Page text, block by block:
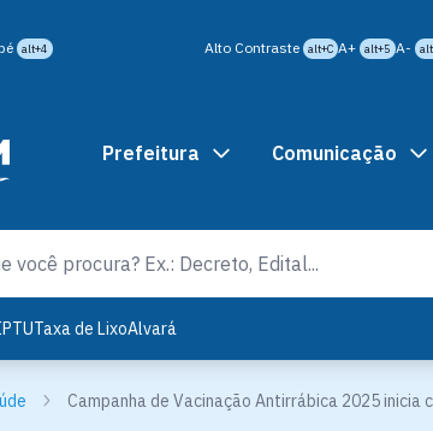
alt+4 Alto Contraste alt+C A+ alt+5 A-
Prefeitura Comunicação
Taxa de LixoAlvará
Campanha de Vacinação Antirrábica 2025 inicia